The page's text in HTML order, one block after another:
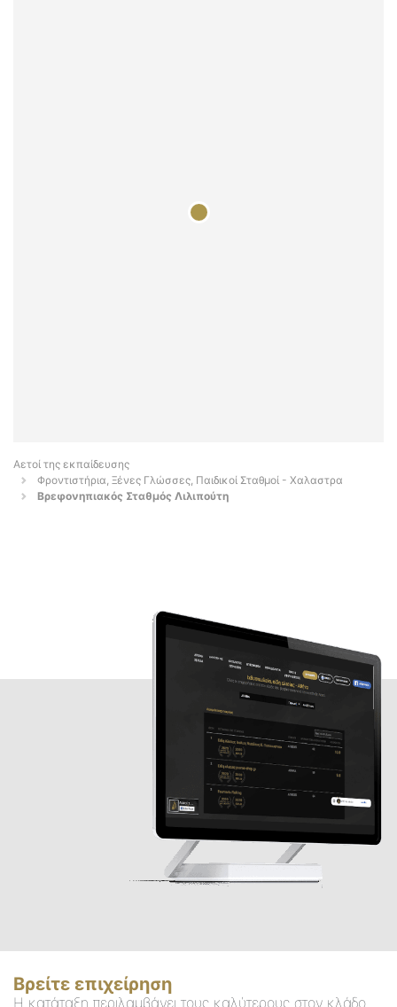
Αετοί της εκπαίδευσης
Φροντιστήρια, Ξένες Γλώσσες, Παιδικοί Σταθμοί - Χαλαστρα
Βρεφονηπιακός Σταθμός Λιλιπούτη
Βρείτε επιχείρηση
Η κατάταξη περιλαμβάνει τους καλύτερους στον κλάδο